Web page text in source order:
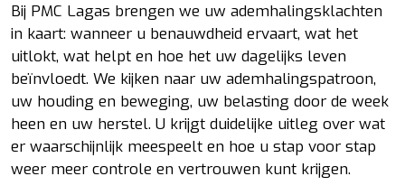
Bij PMC Lagas brengen we uw ademhalingsklachten
in kaart: wanneer u benauwdheid ervaart, wat het
uitlokt, wat helpt en hoe het uw dagelijks leven
beïnvloedt. We kijken naar uw ademhalingspatroon,
uw houding en beweging, uw belasting door de week
heen en uw herstel. U krijgt duidelijke uitleg over wat
er waarschijnlijk meespeelt en hoe u stap voor stap
weer meer controle en vertrouwen kunt krijgen.